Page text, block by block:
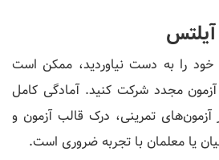
خود را به دست نیاوردید، ممکن است
آزمون مجدد شرکت کنید. آمادگی کامل
تمرینی، درک قالب آزمون و
یا معلمان با تجربه ضروری است.